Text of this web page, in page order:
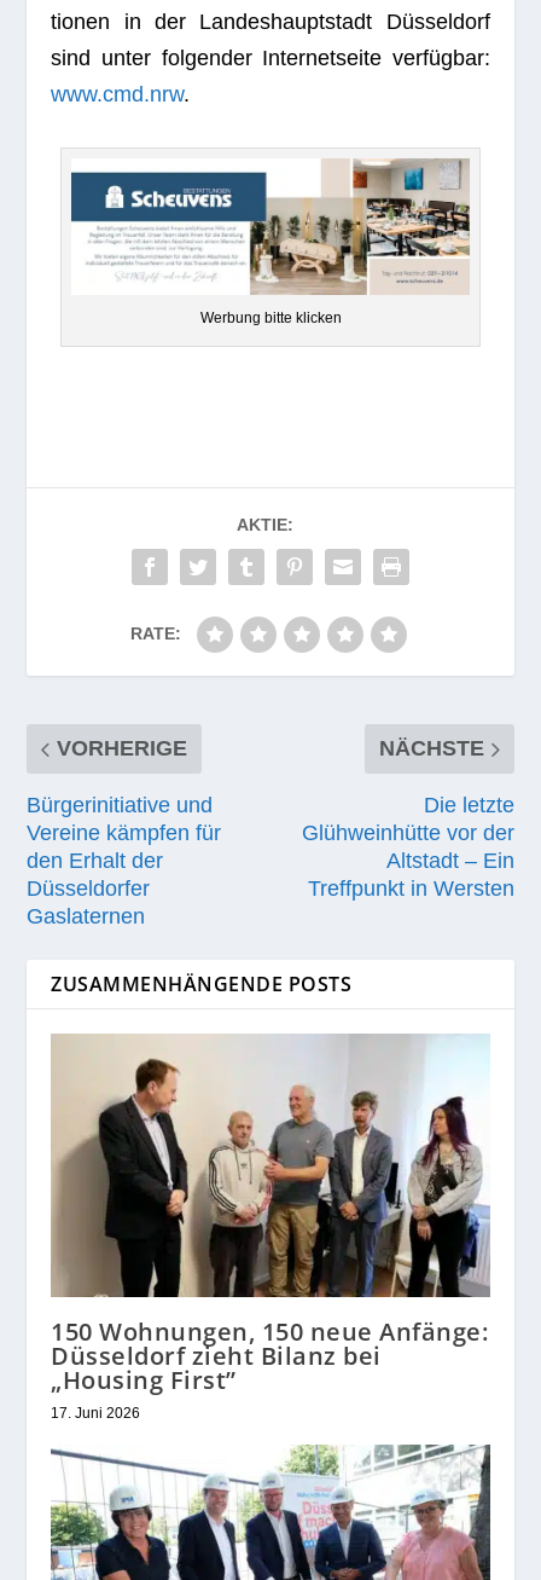
tio­nen in der Lan­des­haupt­stadt Düs­sel­dorf
sind unter fol­gen­der Inter­net­seite ver­füg­bar:
www.cmd.nrw.
Wer­bung bitte klicken
AKTIE:
RATE:
VORHERIGE
Bürgerinitiative und
Vereine kämpfen für
den Erhalt der
Düsseldorfer
Gaslaternen
NÄCHSTE
Die letzte
Glühweinhütte vor der
Altstadt – Ein
Treffpunkt in Wersten
ZUSAMMENHÄNGENDE POSTS
150 Wohnungen, 150 neue Anfänge:
Düsseldorf zieht Bilanz bei
„Housing First”
17. Juni 2026